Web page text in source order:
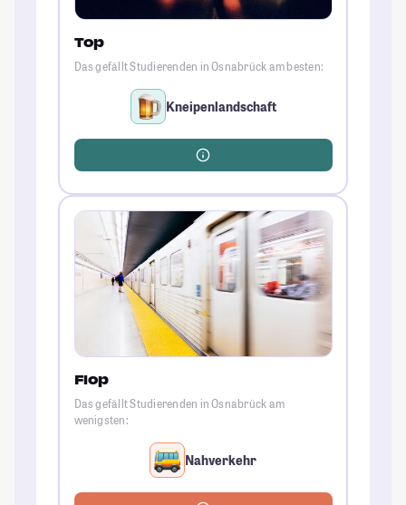
Top
Das gefällt Studierenden in Osnabrück am besten:
Kneipenlandschaft
Flop
Das gefällt Studierenden in Osnabrück am
wenigsten:
Nahverkehr